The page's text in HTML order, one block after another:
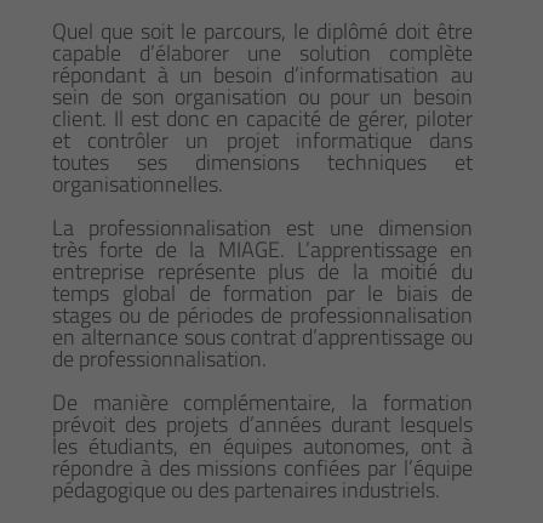
Quel que soit le parcours, le diplômé doit être
capable d’élaborer une solution complète
répondant à un besoin d’informatisation au
sein de son organisation ou pour un besoin
client. Il est donc en capacité de gérer, piloter
et contrôler un projet informatique dans
toutes ses dimensions techniques et
organisationnelles.
La professionnalisation est une dimension
très forte de la MIAGE. L’apprentissage en
entreprise représente plus de la moitié du
temps global de formation par le biais de
stages ou de périodes de professionnalisation
en alternance sous contrat d’apprentissage ou
de professionnalisation.
De manière complémentaire, la formation
prévoit des projets d’années durant lesquels
les étudiants, en équipes autonomes, ont à
répondre à des missions confiées par l’équipe
pédagogique ou des partenaires industriels.